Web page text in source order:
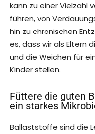
kann zu einer Vielzahl
führen, von
hin zu chronischen
es, dass wir als Eltern
und die Weichen für
Kinder stellen.
Füttere die guten
ein starkes
Ballaststoffe sind die